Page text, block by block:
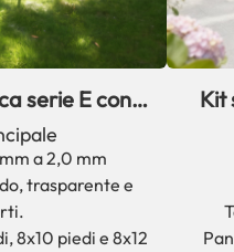
serie E con
a 2,0 mm
trasparente e
8x10 piedi e 8x12
Kit